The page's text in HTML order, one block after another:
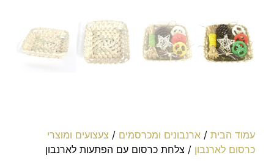
עמוד הבית /ארנבונים ומכרסמים / צעצועים ומוצרי
כרסום לארנבון / צלחת כרסום עם הפתעות לארנבון